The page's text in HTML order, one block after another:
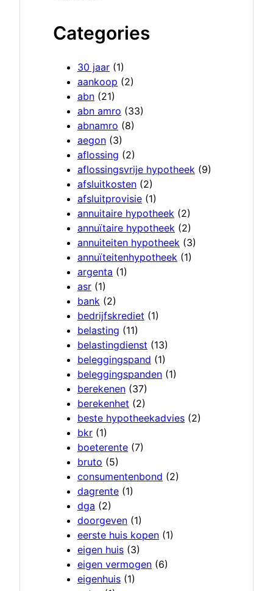
Categories
30 jaar (1)
aankoop (2)
abn (21)
abn amro (33)
abnamro (8)
aegon (3)
aflossing (2)
aflossingsvrije hypotheek (9)
afsluitkosten (2)
afsluitprovisie (1)
annuitaire hypotheek (2)
annuïtaire hypotheek (2)
annuiteiten hypotheek (3)
annuïteitenhypotheek (1)
argenta (1)
asr (1)
bank (2)
bedrijfskrediet (1)
belasting (11)
belastingdienst (13)
beleggingspand (1)
beleggingspanden (1)
berekenen (37)
berekenhet (2)
beste hypotheekadvies (2)
bkr (1)
boeterente (7)
bruto (5)
consumentenbond (2)
dagrente (1)
dga (2)
doorgeven (1)
eerste huis kopen (1)
eigen huis (3)
eigen vermogen (6)
eigenhuis (1)